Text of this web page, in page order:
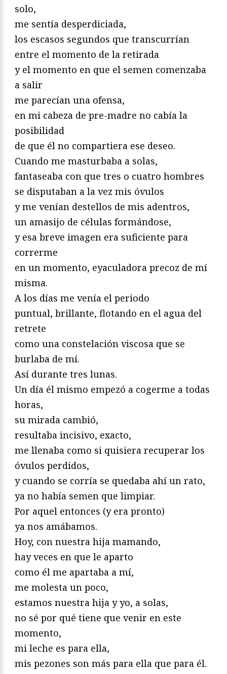
solo,
me sentía desperdiciada,
los escasos segundos que transcurrían
entre el momento de la retirada
y el momento en que el semen comenzaba
a salir
me parecían una ofensa,
en mi cabeza de pre-madre no cabía la
posibilidad
de que él no compartiera ese deseo.
Cuando me masturbaba a solas,
fantaseaba con que tres o cuatro hombres
se disputaban a la vez mis óvulos
y me venían destellos de mis adentros,
un amasijo de células formándose,
y esa breve imagen era suficiente para
correrme
en un momento, eyaculadora precoz de mí
misma.
A los días me venía el periodo
puntual, brillante, flotando en el agua del
retrete
como una constelación viscosa que se
burlaba de mí.
Así durante tres lunas.
Un día él mismo empezó a cogerme a todas
horas,
su mirada cambió,
resultaba incisivo, exacto,
me llenaba como si quisiera recuperar los
óvulos perdidos,
y cuando se corría se quedaba ahí un rato,
ya no había semen que limpiar.
Por aquel entonces (y era pronto)
ya nos amábamos.
Hoy, con nuestra hija mamando,
hay veces en que le aparto
como él me apartaba a mí,
me molesta un poco,
estamos nuestra hija y yo, a solas,
no sé por qué tiene que venir en este
momento,
mi leche es para ella,
mis pezones son más para ella que para él.